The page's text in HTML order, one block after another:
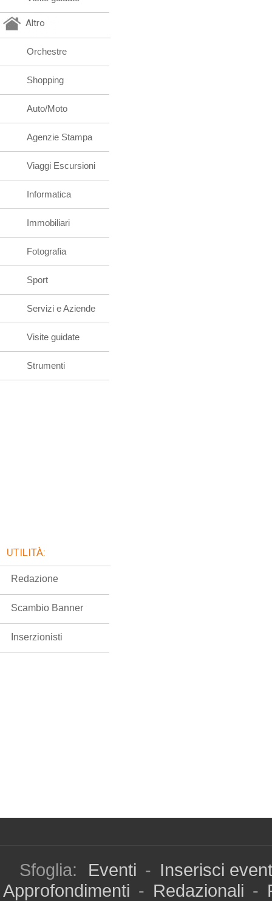
Altro
Orchestre
Shopping
Auto/Moto
Agenzie Stampa
Viaggi Escursioni
Informatica
Immobiliari
Fotografia
Sport
Servizi e Aziende
Visite guidate
Strumenti
UTILITÀ:
Redazione
Scambio Banner
Inserzionisti
Sfoglia: Eventi - Inserisci
Approfondimenti - Redazionali -